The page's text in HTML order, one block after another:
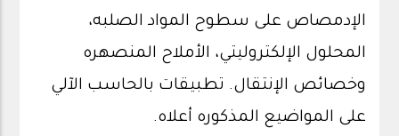
الإدمصاص على سطوح المواد الصلبه،
المحلول الإلكتروليتي، الأملاح المنصهره
وخصائص الإنتقال. تطبيقات بالحاسب الآلي
على المواضيع المذكوره أعلاه.